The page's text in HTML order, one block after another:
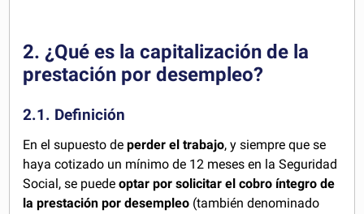
2. ¿Qué es la capitalización de la
prestación por desempleo?
2.1. Definición
En el supuesto deperder el trabajo, y siempre que se
haya cotizado un mínimo de 12 meses en la Seguridad
Social, se puede optar por solicitar el cobro íntegro de
la prestación por desempleo (también denominado